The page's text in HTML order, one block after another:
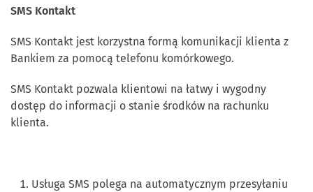
SMS Kontakt
SMS Kontakt jest korzystna formą komunikacji klienta z
Bankiem za pomocą telefonu komórkowego.
SMS Kontakt pozwala klientowi na łatwy i wygodny
dostęp do informacji o stanie środków na rachunku
klienta.
Usługa SMS polega na automatycznym przesyłaniu